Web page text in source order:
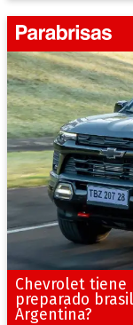
Chevrolet tiene
preparado
Argentina?